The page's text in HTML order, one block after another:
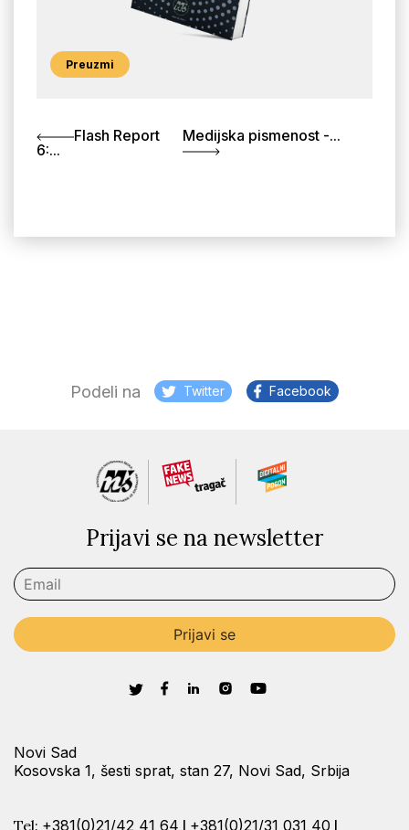
Podeli na Twitter Facebook
Preuzmi
Flash Report
6:...
Medijska pismenost -...
Prijavi se na newsletter
Novi Sad
Kosovska 1, šesti sprat, stan 27, Novi Sad, Srbija
Tel: +381(0)21/42 41 64 | +381(0)21/31 031 40 |